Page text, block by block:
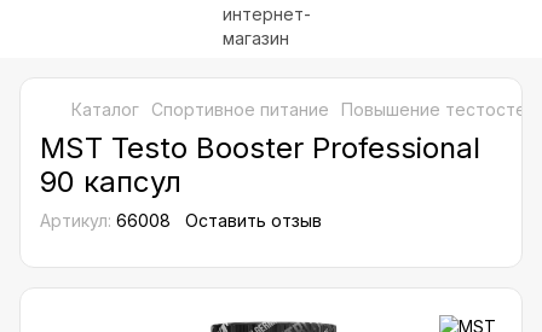
Каталог Спортивное питание Повышение
MST Testo Booster Professional
90 капсул
Артикул: 66008 Оставить отзыв